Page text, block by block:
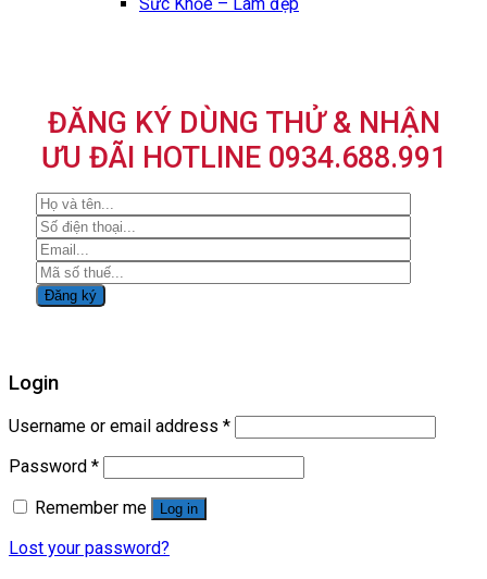
ĐĂNG KÝ DÙNG THỬ & NHẬN
ƯU ĐÃI HOTLINE 0934.688.991
Login
Username or email address *
Password *
Remember me
Log in
Lost your password?